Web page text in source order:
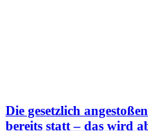
Die gesetzlich
bereits statt – das wird